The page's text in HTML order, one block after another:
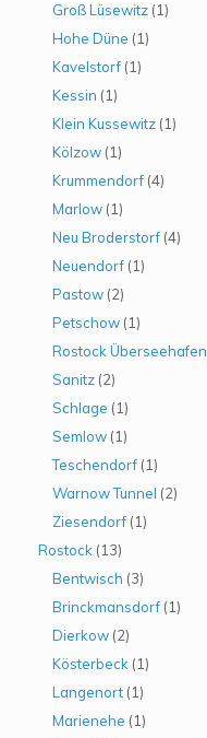
Groß Lüsewitz (1)
Hohe Düne (1)
Kavelstorf (1)
Kessin (1)
Klein Kussewitz (1)
Kölzow (1)
Krummendorf (4)
Marlow (1)
Neu Broderstorf (4)
Neuendorf (1)
Pastow (2)
Petschow (1)
Rostock Überseehafen
Sanitz (2)
Schlage (1)
Semlow (1)
Teschendorf (1)
Warnow Tunnel (2)
Ziesendorf (1)
Rostock (13)
Bentwisch (3)
Brinckmansdorf (1)
Dierkow (2)
Kösterbeck (1)
Langenort (1)
Marienehe (1)